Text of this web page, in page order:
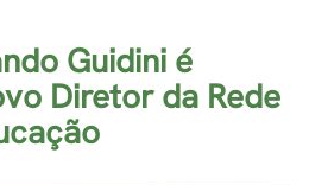
Guidini é
Diretor da Rede